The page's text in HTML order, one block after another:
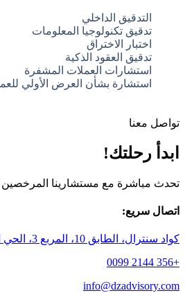
التدقيق الداخلي
تدقيق تكنولوجيا المعلومات
اختبار الاختراق
تدقيق العقود الذكية
استشارات العملات المشفرة
استشارة بشأن العرض الأولي
تواصل معنا
ابدأ رحلتك!
تحدث مباشرة مع مستشارينا المرخصين
اتصال سريع:
كواد سنترال، الطابق 10، المربع 3، الحي التجاري المركزي، CBD 1040، مالطا
+356 2144 0099
info@dzadvisory.com